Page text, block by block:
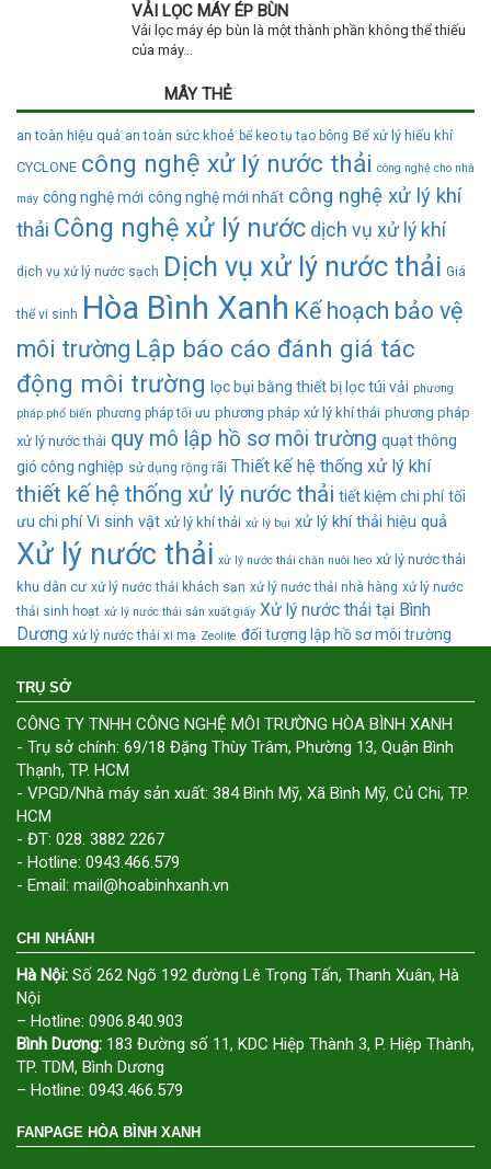
VẢI LỌC MÁY ÉP BÙN
Vải lọc máy ép bùn là một thành phần không thể thiếu
của máy...
MÂY THẺ
an toàn hiệu quả an toàn sức khoẻ bể keo tụ tạo bông Bể xử lý hiếu khí
CYCLONE công nghệ xử lý nước thải công nghệ cho nhà
máy công nghệ mới công nghệ mới nhất công nghệ xử lý khí
thải Công nghệ xử lý nước dịch vụ xử lý khí
dịch vụ xử lý nước sạch Dịch vụ xử lý nước thải Giá
thể vi sinh Hòa Bình Xanh Kế hoạch bảo vệ
môi trường Lập báo cáo đánh giá tác
động môi trường lọc bụi bằng thiết bị lọc túi vải phương
pháp phổ biến phương pháp tối ưu phương pháp xử lý khí thải phương pháp
xử lý nước thải quy mô lập hồ sơ môi trường quạt thông
gió công nghiệp sử dụng rộng rãi Thiết kế hệ thống xử lý khí
thiết kế hệ thống xử lý nước thải tiết kiệm chi phí tối
ưu chi phí Vi sinh vật xử lý khí thải xử lý bụi xử lý khí thải hiệu quả
Xử lý nước thải xử lý nước thải chăn nuôi heo xử lý nước thải
khu dân cư xử lý nước thải khách sạn xử lý nước thải nhà hàng xử lý nước
thải sinh hoạt xử lý nước thải sản xuất giấy Xử lý nước thải tại Bình
Dương xử lý nước thải xi mạ Zeolite đối tượng lập hồ sơ môi trường
TRỤ SỞ
CÔNG TY TNHH CÔNG NGHỆ MÔI TRƯỜNG HÒA BÌNH XANH
- Trụ sở chính: 69/18 Đặng Thùy Trâm, Phường 13, Quận Bình
Thạnh, TP. HCM
- VPGD/Nhà máy sản xuất: 384 Bình Mỹ, Xã Bình Mỹ, Củ Chi, TP.
HCM
- ĐT: 028. 3882 2267
- Hotline: 0943.466.579
- Email: mail@hoabinhxanh.vn
CHI NHÁNH
Hà Nội: Số 262 Ngõ 192 đường Lê Trọng Tấn, Thanh Xuân, Hà
Nội
– Hotline: 0906.840.903
Bình Dương: 183 Đường số 11, KDC Hiệp Thành 3, P. Hiệp Thành,
TP. TDM, Bình Dương
– Hotline: 0943.466.579
FANPAGE HÒA BÌNH XANH